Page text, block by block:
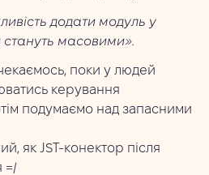
додати модуль у
масовими».
поки у людей
керування
подумаємо над запасними
як JST-конектор після
=/